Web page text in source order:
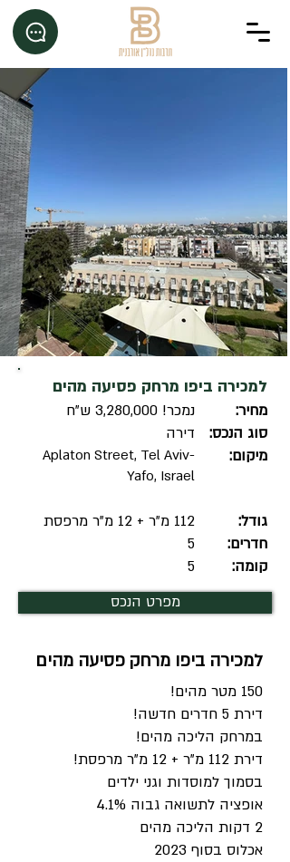
למכירה ביפו מרחק פסיעה מהים
נמכר! 3,280,000 ש"ח
דירה
Aplaton Street, Tel Aviv-
Yafo, Israel
מחיר:
סוג הנכס:
מיקום:
112 מ"ר + 12 מ"ר מרפסת
5
5
גודל:
חדרים:
קומה:
מפרט הנכס
למכירה ביפו מרחק פסיעה מהים
150 מטר מהים!
דירת 5 חדרים חדשה!
במרחק הליכה מהים!
דירת 112 מ"ר + 12 מ"ר מרפסת!
בסמוך למוסדות וגני ילדים
אופציה לתשואה גבוה 4.1%
2 דקות הליכה מהים
אכלוס בסוף 2023